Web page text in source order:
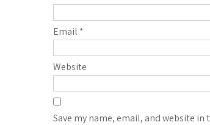
Email *
Website
Save my name, email, and website